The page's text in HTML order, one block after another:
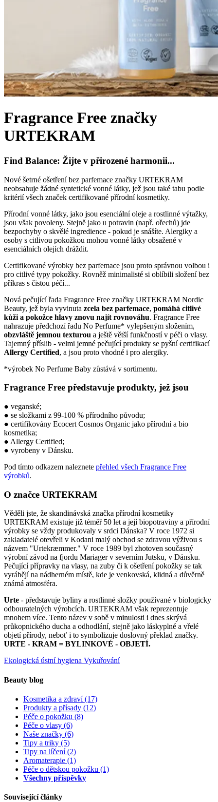
Fragrance Free značky
URTEKRAM
Find Balance: Žijte v přirozené harmonii...
Nové šetrné ošetření bez parfemace značky URTEKRAM
neobsahuje žádné syntetické vonné látky, jež jsou také tabu podle
kritérií všech značek certifikované přírodní kosmetiky.
Přírodní vonné látky, jako jsou esenciální oleje a rostlinné výtažky,
jsou však povoleny. Stejně jako u potravin (např. ořechů) jde
bezpochyby o skvělé ingredience - pokud je snášíte. Alergiky a
osoby s citlivou pokožkou mohou vonné látky obsažené v
esenciálních olejích dráždit.
Certifikované výrobky bez parfemace jsou proto správnou volbou i
pro citlivé typy pokožky. Rovněž minimalisté si oblíbili složení bez
příkras s čistou péčí...
Nová pečující řada Fragrance Free značky URTEKRAM Nordic
Beauty, jež byla vyvinuta zcela bez parfemace, pomáhá citlivé
kůži a pokožce hlavy znovu najít rovnováhu. Fragrance Free
nahrazuje předchozí řadu No Perfume* vylepšeným složením,
obzvláště jemnou texturou a ještě větší funkčností v péči o vlasy.
Tajemný příslib - velmi jemné pečující produkty se pyšní certifikací
Allergy Certified, a jsou proto vhodné i pro alergiky.
*výrobek No Perfume Baby zůstává v sortimentu.
Fragrance Free představuje produkty, jež jsou
● veganské;
● se složkami z 99-100 % přírodního původu;
● certifikovány Ecocert Cosmos Organic jako přírodní a bio
kosmetika;
● Allergy Certified;
● vyrobeny v Dánsku.
Pod tímto odkazem naleznete přehled všech Fragrance Free
výrobků.
O značce URTEKRAM
Věděli jste, že skandinávská značka přírodní kosmetiky
URTEKRAM existuje již téměř 50 let a její biopotraviny a přírodní
výrobky se vždy produkovaly v srdci Dánska? V roce 1972 si
zakladatelé otevřeli v Kodani malý obchod se zdravou výživou s
názvem "Urtekræmmer." V roce 1989 byl zhotoven současný
výrobní závod na fjordu Mariager v severním Jutsku, v Dánsku.
Pečující přípravky na vlasy, na zuby či k ošetření pokožky se tak
vyrábějí na nádherném místě, kde je venkovská, klidná a důvěrně
známá atmosféra.
Urte - představuje byliny a rostlinné složky používané v biologicky
odbouratelných výrobcích. URTEKRAM však reprezentuje
mnohem více. Tento název v sobě v minulosti i dnes skrývá
průkopnického ducha a odhodlání, stejně jako láskyplné a vřelé
objetí přírody, neboť i to symbolizuje doslovný překlad značky.
URTE - KRAM = BYLINKOVÉ - OBJETÍ.
Ekologická ústní hygiena Vykuřování
Beauty blog
Kosmetika a zdraví(17)
Produkty a přísady (12)
Péče o pokožku (8)
Péče o vlasy (6)
Naše značky (6)
Tipy a triky (5)
Tipy na líčení(2)
Aromaterapie (1)
Péče o dětskou pokožku (1)
Všechny příspěvky
Související články